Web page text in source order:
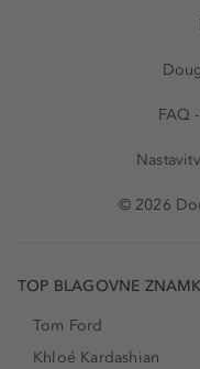
FAQ
© 2026
TOP BLAGOVNE
Tom Ford
Khloé Kardashian